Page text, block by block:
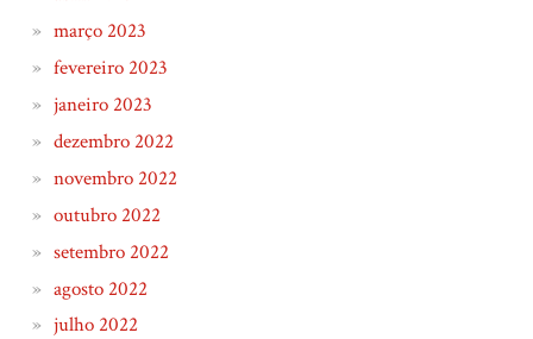
março 2023
fevereiro 2023
janeiro 2023
dezembro 2022
novembro 2022
outubro 2022
setembro 2022
agosto 2022
julho 2022